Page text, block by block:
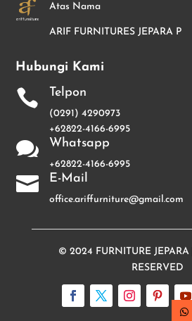
Atas Nama
ARIF FURNITURES JEPARA P
Hubungi Kami
 Telpon
(0291) 4290973
+62822-4166-6995
 Whatsapp
+62822-4166-6995
 E-Mail
office.ariffurniture@gmail.com
© 2024 FURNITURE JEPARA
RESERVED